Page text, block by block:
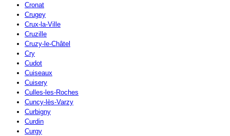
Cronat
Crugey
Crux-la-Ville
Cruzille
Cruzy-le-Châtel
Cry
Cudot
Cuiseaux
Cuisery
Culles-les-Roches
Cuncy-lès-Varzy
Curbigny
Curdin
Curgy